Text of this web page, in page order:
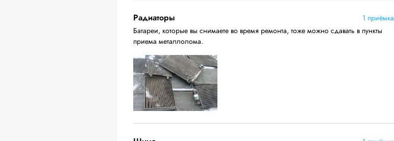
Радиаторы
1 приёмка
Батареи, которые вы снимаете во время ремонта, тоже можно сдавать в пункты
приема металлолома.